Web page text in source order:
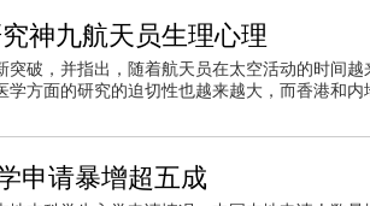
神九航天员生理心理
突破，并指出，随着航天员在太空活动的时间
方面的研究的迫切性也越来越大，而香港和内
申请暴增超五成